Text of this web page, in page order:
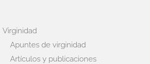
Virginidad
Apuntes de virginidad
Artículos y publicaciones